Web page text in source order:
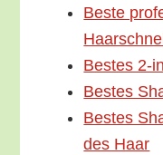
Bes­te
Bes­tes
Bes­tes
Bes­tes
des Haar